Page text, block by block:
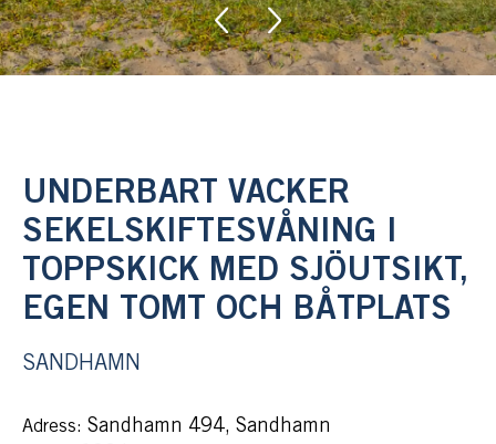
UNDERBART VACKER
SEKELSKIFTESVÅNING I
TOPPSKICK MED SJÖUTSIKT,
EGEN TOMT OCH BÅTPLATS
SANDHAMN
Adress: Sandhamn 494, Sandhamn